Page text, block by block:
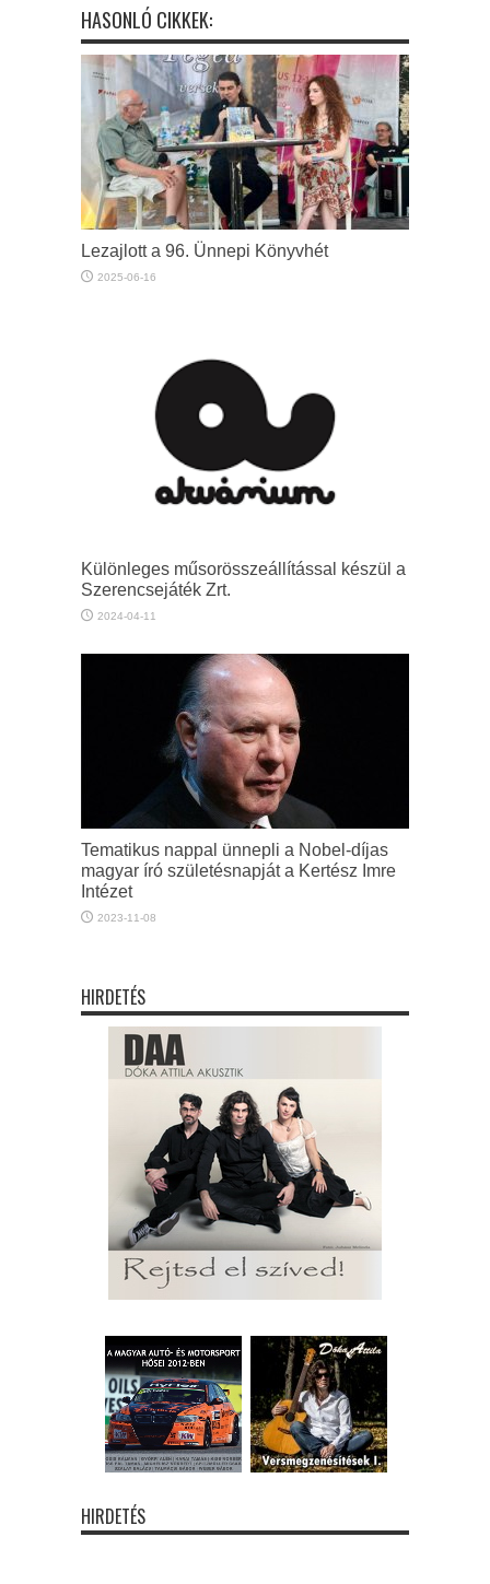
HASONLÓ CIKKEK:
Lezajlott a 96. Ünnepi Könyvhét
2025-06-16
Különleges műsorösszeállítással készül a
Szerencsejáték Zrt.
2024-04-11
Tematikus nappal ünnepli a Nobel-díjas
magyar író születésnapját a Kertész Imre
Intézet
2023-11-08
HIRDETÉS
HIRDETÉS